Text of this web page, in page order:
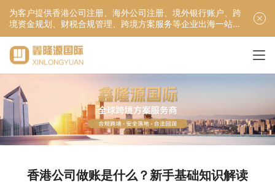
为客户提供香港公司注册、海外公司注册、境外银行账户、跨
境资金规划、财税合规管理、跨境方案服务等企业出海一站式
服务！
香港公司做账是什么？新手基础知识解读